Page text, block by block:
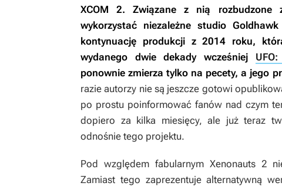
XCOM 2. Związane z nią rozbudzone
wykorzystać niezależne studio
kontynuację produkcji z 2014 roku,
wydanego dwie dekady wcześniej
ponownie zmierza tylko na pecety, a jego
razie autorzy nie są jeszcze gotowi
po prostu poinformować fanów nad czym
dopiero za kilka miesięcy, ale już teraz
odnośnie tego projektu.
Pod względem fabularnym Xenonauts 2
Zamiast tego zaprezentuje alternatywną